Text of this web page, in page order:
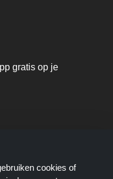
gratis op je
cookies of